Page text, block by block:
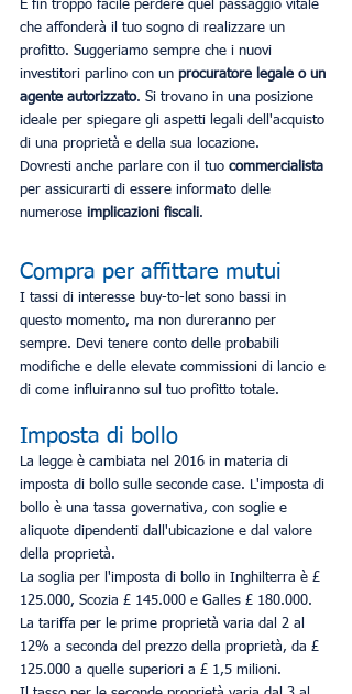
È fin troppo facile perdere quel passaggio vitale
che affonderà il tuo sogno di realizzare un
profitto. Suggeriamo sempre che i nuovi
investitori parlino con un procuratore legale o un
agente autorizzato. Si trovano in una posizione
ideale per spiegare gli aspetti legali dell'acquisto
di una proprietà e della sua locazione.
Dovresti anche parlare con il tuo commercialista
per assicurarti di essere informato delle
numerose implicazioni fiscali.
Compra per affittare mutui
I tassi di interesse buy-to-let sono bassi in
questo momento, ma non dureranno per
sempre. Devi tenere conto delle probabili
modifiche e delle elevate commissioni di lancio e
di come influiranno sul tuo profitto totale.
Imposta di bollo
La legge è cambiata nel 2016 in materia di
imposta di bollo sulle seconde case. L'imposta di
bollo è una tassa governativa, con soglie e
aliquote dipendenti dall'ubicazione e dal valore
della proprietà.
La soglia per l'imposta di bollo in Inghilterra è £
125.000, Scozia £ 145.000 e Galles £ 180.000.
La tariffa per le prime proprietà varia dal 2 al
12% a seconda del prezzo della proprietà, da £
125.000 a quelle superiori a £ 1,5 milioni.